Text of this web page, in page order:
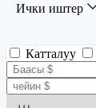
Ички иштер
Катталуу